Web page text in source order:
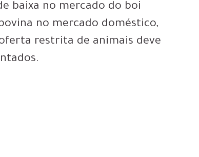
baixa no mercado do boi
no mercado doméstico,
restrita de animais deve